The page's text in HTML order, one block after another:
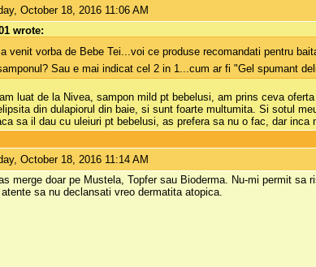
October 18, 2016 11:06 AM
wrote:
venit vorba de Bebe Tei...voi ce produse recomandati pentru
Sau e mai indicat cel 2 in 1...cum ar fi "Gel spumant
luat de la Nivea, sampon mild pt bebelusi, am prins ceva
din dulapiorul din baie, si sunt foarte multumita. Si sotul
sa il dau cu uleiuri pt bebelusi, as prefera sa nu o fac, dar inca
October 18, 2016 11:14 AM
merge doar pe Mustela, Topfer sau Bioderma. Nu-mi permit sa
sa nu declansati vreo dermatita atopica.